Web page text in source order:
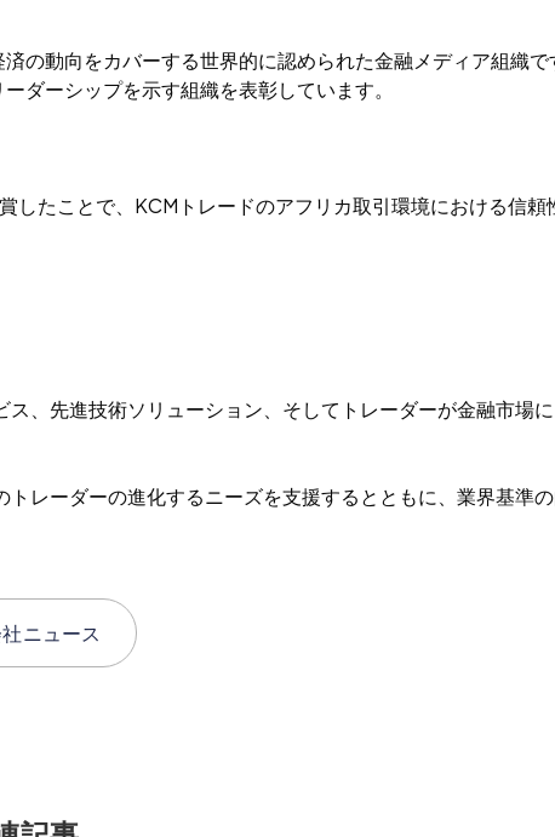
の動向をカバーする世界的に認められた金融メディア組織
ダーシップを示す組織を表彰しています。
たことで、KCMトレードのアフリカ取引環境における信頼
、先進技術ソリューション、そしてトレーダーが金融市場
レーダーの進化するニーズを支援するとともに、業界基準
ニュース